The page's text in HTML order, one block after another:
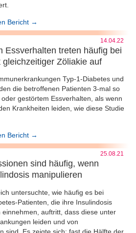
Bericht →
14.04.22
Essverhalten treten häufig bei
Zöliakie auf
Typ-1-Diabetes und
die betroffenen Patienten 3-mal so
gestörtem Essverhalten, als wenn
Krankheiten leiden, wie diese Studie
Bericht →
25.08.21
sind häufig, wenn
manipulieren
untersuchte, wie häufig es bei
Patienten, die ihre Insulindosis
auftritt, dass diese unter
leiden und von
sind. Es zeigte sich: fast die Hälfte der